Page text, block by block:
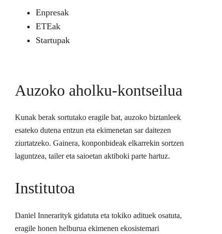
Enpresak
ETEak
Startupak
Auzoko aholku-kontseilua
Kunak berak sortutako eragile bat, auzoko biztanleek
esateko dutena entzun eta ekimenetan sar daitezen
ziurtatzeko. Gainera, konponbideak elkarrekin sortzen
laguntzea, tailer eta saioetan aktiboki parte hartuz.
Institutoa
Daniel Innerarityk gidatuta eta tokiko adituek osatuta,
eragile honen helburua ekimenen ekosistemari